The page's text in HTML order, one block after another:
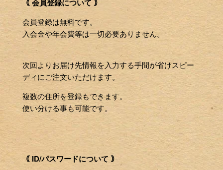
｟ 会員登録について ｠
会員登録は無料です。
入会金や年会費等は一切必要ありません。
次回よりお届け先情報を入力する手間が省けスピー
ディにご注文いただけます。
複数の住所を登録もできます。
使い分ける事も可能です。
｟ ID/パスワードについて ｠